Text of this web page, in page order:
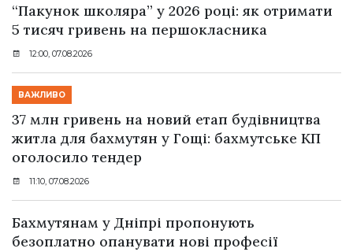
“Пакунок школяра” у 2026 році: як отримати
5 тисяч гривень на першокласника
12:00, 07.08.2026
ВАЖЛИВО
37 млн гривень на новий етап будівництва
житла для бахмутян у Гощі: бахмутське КП
оголосило тендер
11:10, 07.08.2026
Бахмутянам у Дніпрі пропонують
безоплатно опанувати нові професії